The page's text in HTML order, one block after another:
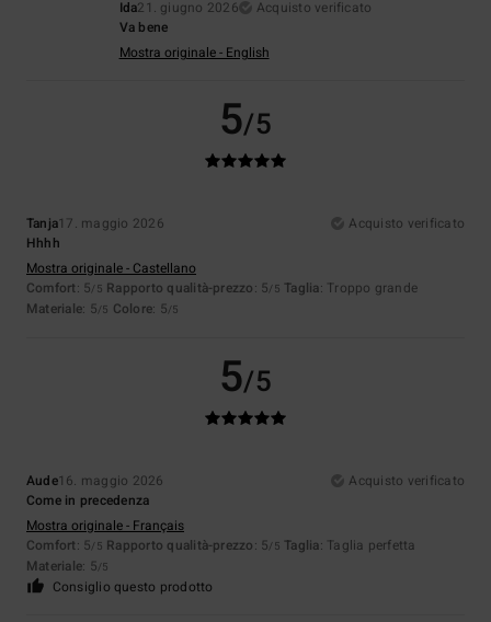
Ida21. giugno 2026
Acquisto verificato
Va bene
Mostra originale - English
5/5
Tanja17. maggio 2026
Acquisto verificato
Hhhh
Mostra originale - Castellano
Comfort: 5/5 Rapporto qualità-prezzo: 5/5 Taglia: Troppo grande
Materiale: 5/5 Colore: 5/5
5/5
Aude16. maggio 2026
Acquisto verificato
Come in precedenza
Mostra originale - Français
Comfort: 5/5 Rapporto qualità-prezzo: 5/5 Taglia: Taglia perfetta
Materiale: 5/5
Consiglio questo prodotto